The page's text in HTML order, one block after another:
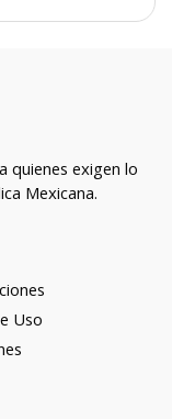
quienes exigen lo
Mexicana.
Uso